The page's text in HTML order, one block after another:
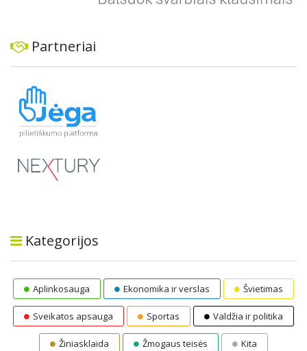
Partneriai
Kategorijos
Aplinkosauga Ekonomika ir verslas Švietimas
Sveikatos apsauga Sportas Valdžia ir politika
Žiniasklaida Žmogaus teisės Kita